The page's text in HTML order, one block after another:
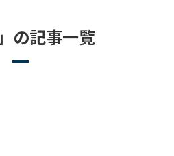
の記事一覧